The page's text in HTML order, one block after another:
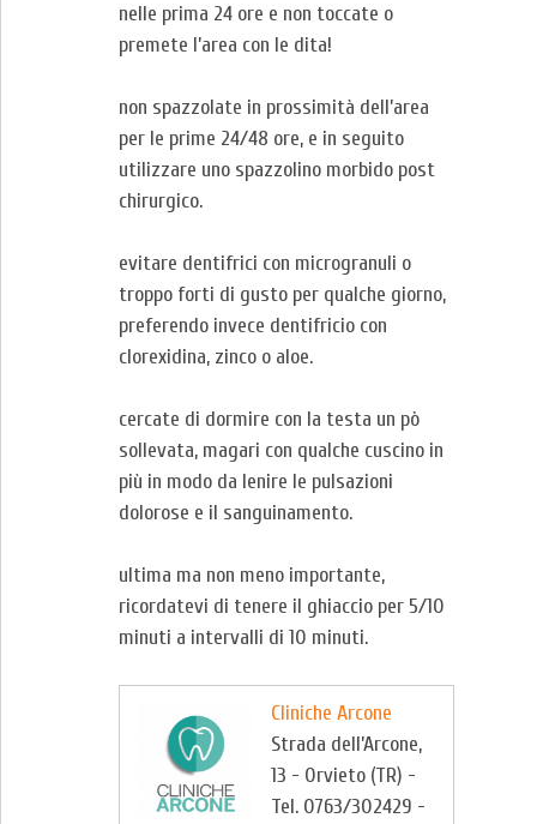
nelle prima 24 ore e non toccate o
premete l’area con le dita!
non spazzolate in prossimità dell’area
per le prime 24/48 ore, e in seguito
utilizzare uno spazzolino morbido post
chirurgico.
evitare dentifrici con microgranuli o
troppo forti di gusto per qualche giorno,
preferendo invece dentifricio con
clorexidina, zinco o aloe.
cercate di dormire con la testa un pò
sollevata, magari con qualche cuscino in
più in modo da lenire le pulsazioni
dolorose e il sanguinamento.
ultima ma non meno importante,
ricordatevi di tenere il ghiaccio per 5/10
minuti a intervalli di 10 minuti.
Cliniche Arcone
Strada dell’Arcone,
13 - Orvieto (TR) -
Tel. 0763/302429 -